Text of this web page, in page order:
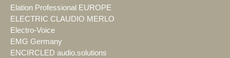
Elation Professional EUROPE
ELECTRIC CLAUDIO MERLO
Electro-Voice
EMG Germany
ENCIRCLED audio.solutions